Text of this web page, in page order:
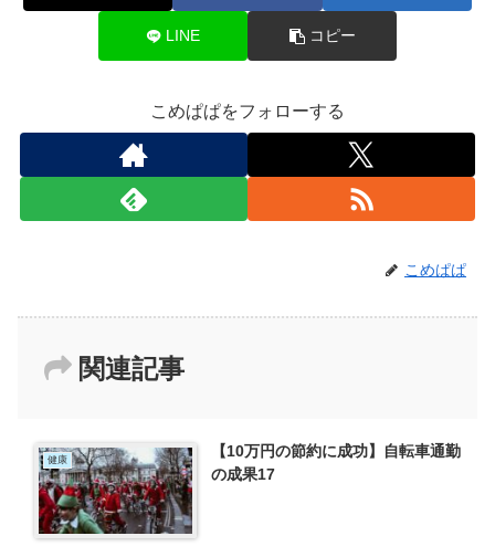
LINE コピー
こめぱぱをフォローする
こめぱぱ
関連記事
健康
【10万円の節約に成功】自転車通勤
の成果17